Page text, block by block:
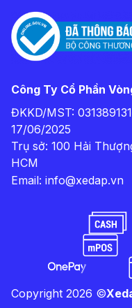
Công Ty Cổ Phần
ĐKKD/MST:
17/06/2025
Trụ sở: 100 Hải
HCM
Email: info@xedap.vn
Copyright 2026 ©